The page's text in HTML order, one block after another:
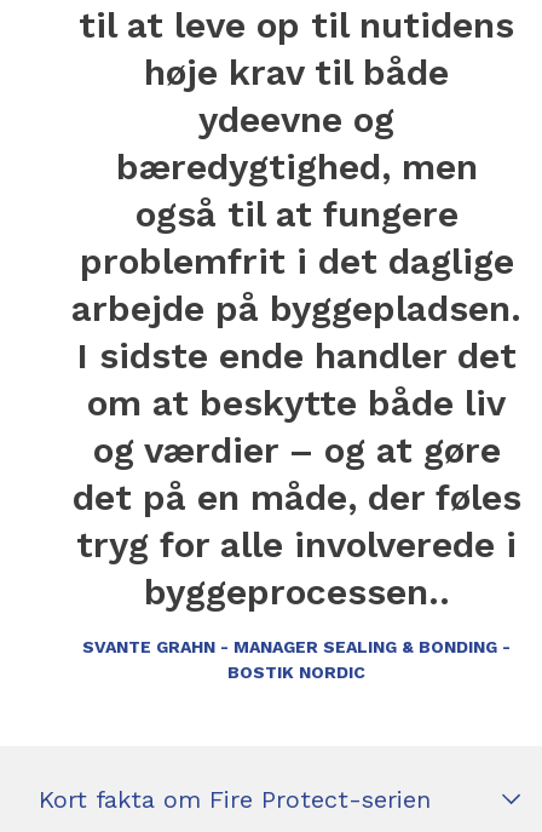
til at leve op til nutidens
høje krav til både
ydeevne og
bæredygtighed, men
også til at fungere
problemfrit i det daglige
arbejde på byggepladsen.
I sidste ende handler det
om at beskytte både liv
og værdier – og at gøre
det på en måde, der føles
tryg for alle involverede i
byggeprocessen..
SVANTE GRAHN - MANAGER SEALING & BONDING -
BOSTIK NORDIC
Kort fakta om Fire Protect-serien